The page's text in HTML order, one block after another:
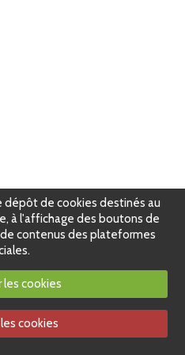
dépôt de cookies destinés au
à l'affichage des boutons de
contenus des plateformes
les cookies
cookies